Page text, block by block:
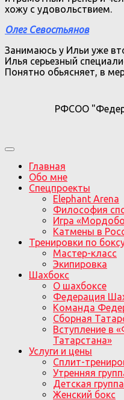
хожу с удовольствием.
Олег Севостьянов
Занимаюсь у Ильи уже
Илья серьезный
Понятно обьясняет, в
РФСОО
Главная
Обо мне
Спецпроекты
Elephant Arena
Философия
Игра
Катмены в
Тренировки по
Мастер-класс
Экипировка
Шахбокс
О шахбоксе
Федерация
Команда
Сборная
Вступление в
Татарстана»
Услуги и цены
Сплит-
Утренняя
Детская
Женский бокс